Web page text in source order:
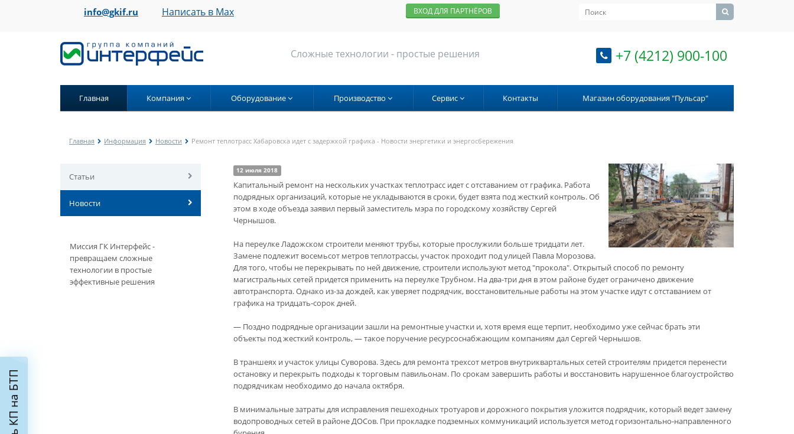
info@gkif.ru Написать в Max ВХОД ДЛЯ ПАРТНЁРОВ
Сложные технологии - простые решения +7 (4212) 900-100
Главная Компания Оборудование Производство Сервис Контакты Магазин оборудования "Пульсар"
Главная Информация Новости Ремонт теплотрасс Хабаровска идет с задержкой графика - Новости энергетики и энергосбережения
Статьи
Новости
Миссия ГК Интерфейс -
превращаем сложные
технологии в простые
эффективные решения
12 июля 2018
Капитальный ремонт на нескольких участках теплотрасс идет с отставанием от графика. Работа
подрядных организаций, которые не укладываются в сроки, будет взята под жесткий контроль. Об
этом в ходе объезда заявил первый заместитель мэра по городскому хозяйству Сергей
Чернышов.
На переулке Ладожском строители меняют трубы, которые прослужили больше тридцати лет.
Замене подлежит восемьсот метров теплотрассы, участок проходит под улицей Павла Морозова.
Для того, чтобы не перекрывать по ней движение, строители используют метод "прокола". Открытый способ по ремонту
магистральных сетей придется применить на переулке Трубном. На два-три дня в этом районе будет ограничено движение
автотранспорта. Однако из-за дождей, как уверяет подрядчик, восстановительные работы на этом участке идут с отставанием от
графика на тридцать-сорок дней.
— Поздно подрядные организации зашли на ремонтные участки и, хотя время еще терпит, необходимо уже сейчас брать эти
объекты под жесткий контроль, — такое поручение ресурсоснабжающим компаниям дал Сергей Чернышов.
В траншеях и участок улицы Суворова. Здесь для ремонта трехсот метров внутриквартальных сетей строителям придется перенести
остановку и перекрыть подходы к торговым павильонам. По срокам завершить работы и восстановить нарушенное благоустройство
подрядчикам необходимо до начала октября.
В минимальные затраты для исправления пешеходных тротуаров и дорожного покрытия уложится подрядчик, который ведет замену
водопроводных сетей в районе ДОСов. При прокладке подземных коммуникаций используется метод горизонтально-направленного